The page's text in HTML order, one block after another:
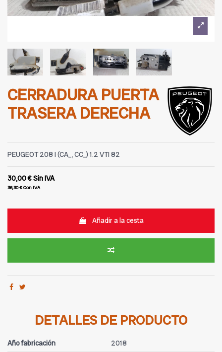
CERRADURA PUERTA
TRASERA DERECHA
PEUGEOT 208 I (CA_, CC_) 1.2 VTI 82
30,00 €Sin IVA
36,30 €Con IVA
Añadir a la cesta
DETALLES DE PRODUCTO
Año fabricación
2018